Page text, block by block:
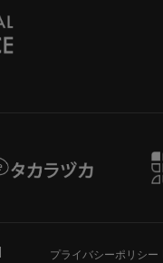
プライバシーポリシー